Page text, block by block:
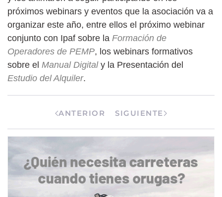
próximos webinars y eventos que la asociación va a
organizar este año, entre ellos el próximo webinar
conjunto con Ipaf sobre la Formación de
Operadores de PEMP, los webinars formativos
sobre el Manual Digitaly la Presentación del
Estudio del Alquiler.
ANTERIOR SIGUIENTE